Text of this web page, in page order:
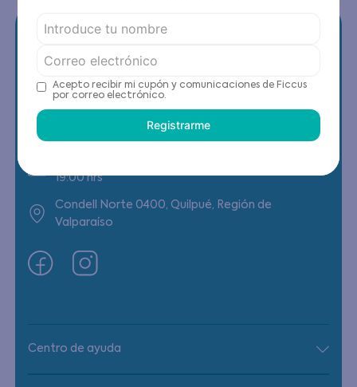
Contáctanos
(22) 6178818 - Compras Internet
19:00 hrs
Condell Norte 0400, Quilpué, Región de
Valparaíso
Centro de ayuda
Acepto recibir mi cupón y comunicaciones de Ficcus
por correo electrónico.
Registrarme